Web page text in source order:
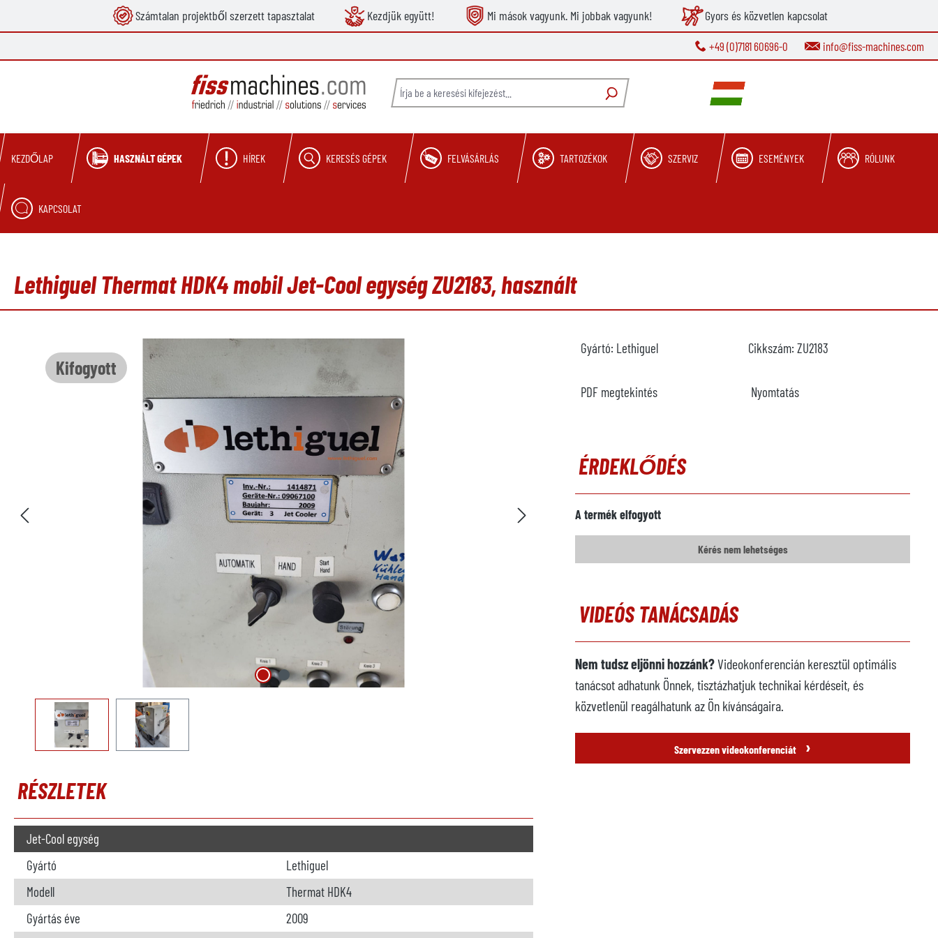
Ugrás a fő navigációhozSzámtalan projektből szerzett tapasztalat Kezdjük együtt! Mi mások vagyunk. Mi jobbak vagyunk! Gyors és közvetlen kapcsolat
+49 (0)7181 60696-0 info@fiss-machines.com
KEZDŐLAP HASZNÁLT GÉPEK HÍREK KERESÉS GÉPEK FELVÁSÁRLÁS TARTOZÉKOK SZERVIZ ESEMÉNYEK RÓLUNK
KAPCSOLAT
Lethiguel Thermat HDK4 mobil Jet-Cool egység ZU2183, használt
Kifogyott
RÉSZLETEK
Jet-Cool egység
Gyártó
Lethiguel
Modell
Thermat HDK4
Gyártás éve
2009
Gyártó: Lethiguel Cikkszám: ZU2183
PDF megtekintés Nyomtatás
ÉRDEKLŐDÉS
A termék elfogyott
Kérés nem lehetséges
VIDEÓS TANÁCSADÁS
Nem tudsz eljönni hozzánk?Videokonferencián keresztül optimális
tanácsot adhatunk Önnek, tisztázhatjuk technikai kérdéseit, és
közvetlenül reagálhatunk az Ön kívánságaira.
Szervezzen videokonferenciát ›